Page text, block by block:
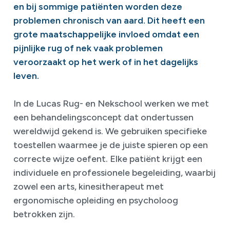
en bij sommige patiënten worden deze
problemen chronisch van aard. Dit heeft een
grote maatschappelijke invloed omdat een
pijnlijke rug of nek vaak problemen
veroorzaakt op het werk of in het dagelijks
leven.
In de Lucas Rug- en Nekschool werken we met
een behandelingsconcept dat ondertussen
wereldwijd gekend is. We gebruiken specifieke
toestellen waarmee je de juiste spieren op een
correcte wijze oefent. Elke patiënt krijgt een
individuele en professionele begeleiding, waarbij
zowel een arts, kinesitherapeut met
ergonomische opleiding en psycholoog
betrokken zijn.